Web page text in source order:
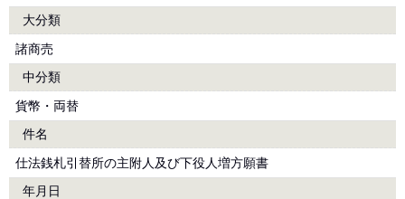
大分類
諸商売
中分類
貨幣・両替
件名
仕法銭札引替所の主附人及び下役人増方願書
年月日